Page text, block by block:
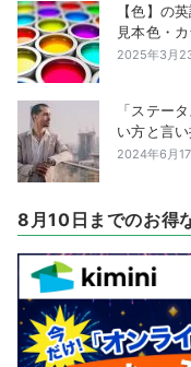
【色】の
見本色・
2025年3月
「ステー
い方と言
2024年6月
8月10日までのお得